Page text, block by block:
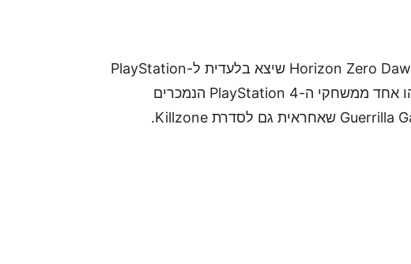
לאחר לא מעט שמועות, Sony אישרה ש-Horizon Zero Dawn שיצא בלעדית ל-PlayStation
4, יגיע גם לשחקני המחשב בקיץ 2020. זהו אחד ממשחקי ה-PlayStation 4 הנמכרים